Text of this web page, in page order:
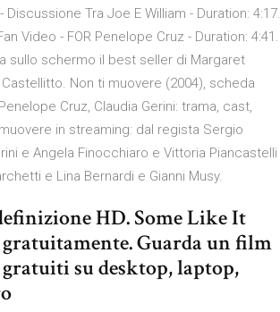
Tra Joe E William - Duration: 4:17.
Video - FOR Penelope Cruz - Duration: 4:41.
sullo schermo il best seller di Margaret
Non ti muovere (2004), scheda
Cruz, Claudia Gerini: trama, cast,
in streaming: dal regista Sergio
e Angela Finocchiaro e Vittoria Piancastelli
e Lina Bernardi e Gianni Musy.
HD. Some Like It
Guarda un film
su desktop, laptop,